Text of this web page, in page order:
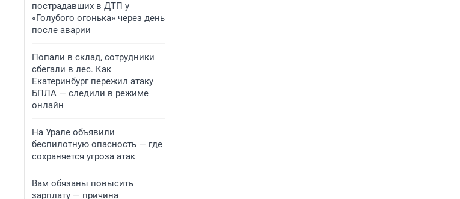
пострадавших в ДТП у
«Голубого огонька» через день
после аварии
Попали в склад, сотрудники
сбегали в лес. Как
Екатеринбург пережил атаку
БПЛА — следили в режиме
онлайн
На Урале объявили
беспилотную опасность — где
сохраняется угроза атак
Вам обязаны повысить
зарплату — причина